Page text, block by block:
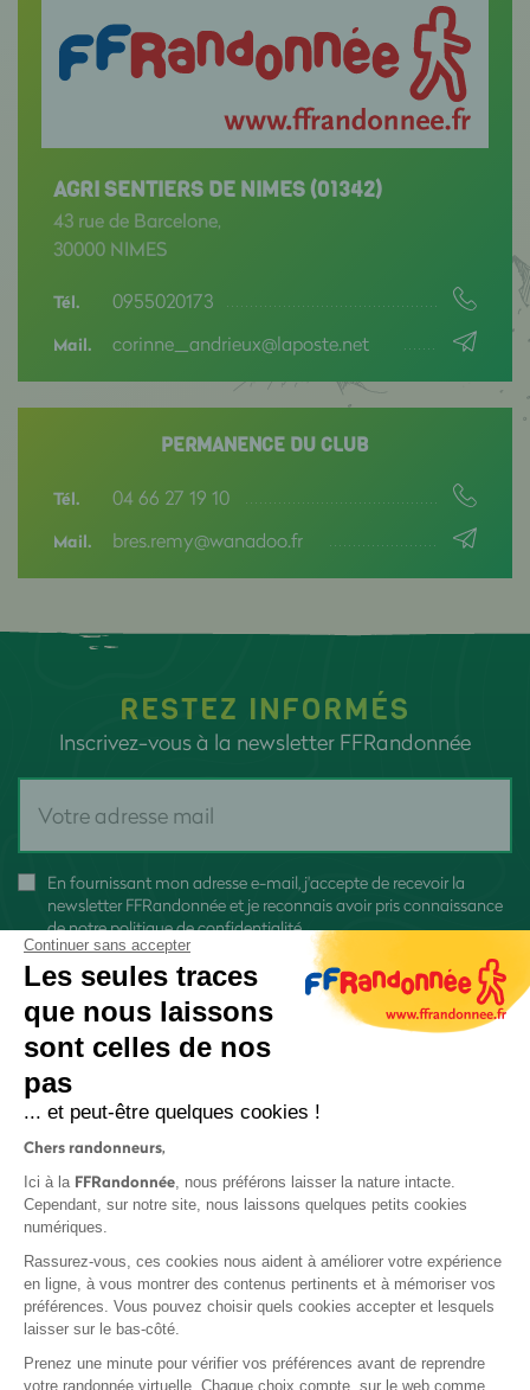
AGRI SENTIERS DE NIMES (01342)
43 rue de Barcelone,
30000 NIMES
Tél. 0955020173
Mail. corinne_andrieux@laposte.net
PERMANENCE DU CLUB
Tél. 04 66 27 19 10
Mail. bres.remy@wanadoo.fr
RESTEZ INFORMÉS
Inscrivez-vous à la newsletter FFRandonnée
En fournissant mon adresse e-mail, j'accepte de recevoir la
newsletter FFRandonnée et je reconnais avoir pris connaissance
denotre politique de confidentialité
Protection des données
Politique de confidentialité
Continuer sans accepter
Les seules traces
que nous laissons
sont celles de nos
pas
... et peut-être quelques cookies !
Chers randonneurs,
Ici à la FFRandonnée, nous préférons laisser la nature intacte.
Cependant, sur notre site, nous laissons quelques petits cookies
numériques.
Rassurez-vous, ces cookies nous aident à améliorer votre expérience
en ligne, à vous montrer des contenus pertinents et à mémoriser vos
préférences. Vous pouvez choisir quels cookies accepter et lesquels
laisser sur le bas-côté.
Prenez une minute pour vérifier vos préférences avant de reprendre
votre randonnée virtuelle. Chaque choix compte, sur le web comme